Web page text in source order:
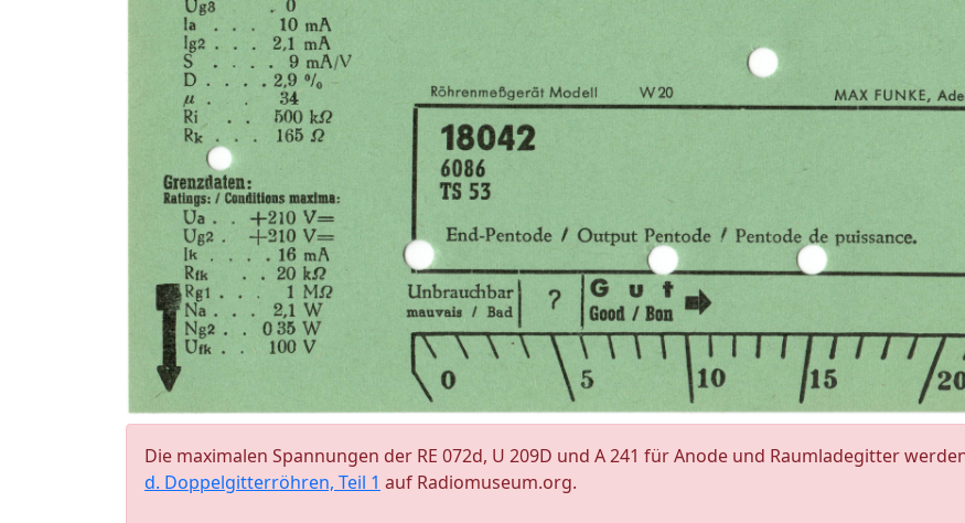
Die maximalen Spannungen der RE 072d, U 209D und A 241 für Anode und Raumladegitter
d. Doppelgitterröhren, Teil 1 auf Radiomuseum.org.